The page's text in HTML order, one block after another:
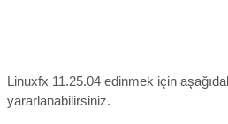
Linuxfx 11.25.04 edinmek için
yararlanabilirsiniz.